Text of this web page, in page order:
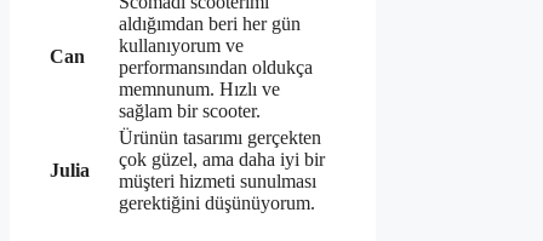
Can
aldığımdan beri her gün
kullanıyorum ve
performansından oldukça
memnunum. Hızlı ve
sağlam bir scooter.
Julia
Ürünün tasarımı gerçekten
çok güzel, ama daha iyi bir
müşteri hizmeti sunulması
gerektiğini düşünüyorum.